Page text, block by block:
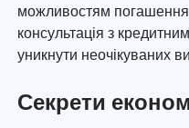
можливостям
консультація з
уникнути неочікуваних
Секрети